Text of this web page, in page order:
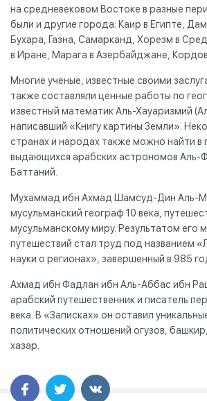
на средневековом Востоке в разные
были и другие города: Каир в Египте,
Бухара, Газна, Самарканд, Хорезм в
в Иране, Марага в Азербайджане,
Многие ученые, известные своими
также составляли ценные работы по
известный математик Аль-Хауаризмий
написавший «Книгу картины Земли».
странах и народах также можно найти в
выдающихся арабских астрономов Аль-
Баттаний.
Мухаммад ибн Ахмад Шамсуд-Дин Аль-
мусульманский географ 10 века,
мусульманскому миру. Результатом его
путешествий стал труд под названием
науки о регионах», завершенный в 985
Ахмад ибн Фадлан ибн Аль-Аббас ибн
арабский путешественник и писатель
века. В «Записках» он оставил
политических отношений огузов,
хазар.